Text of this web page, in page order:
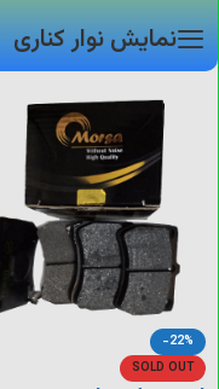
نمایش نوار کناری
-22%
SOLD OUT